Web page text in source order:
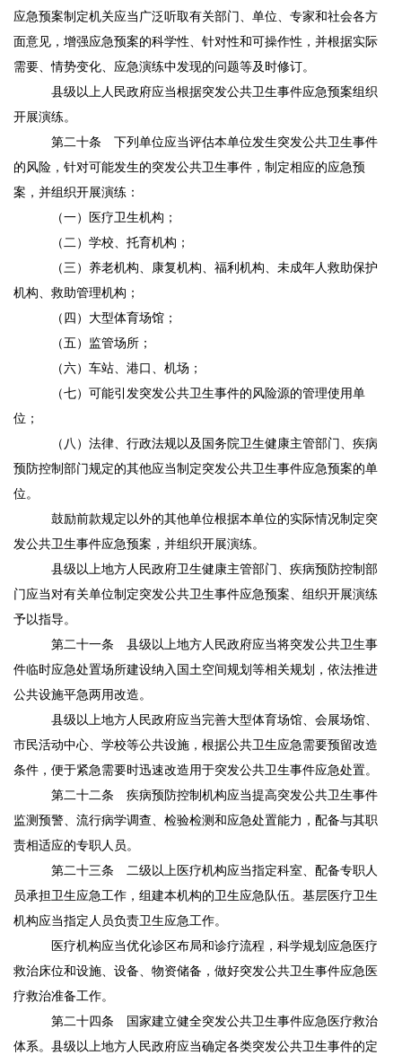
应急预案制定机关应当广泛听取有关部门、单位、专家和社会各方
面意见，增强应急预案的科学性、针对性和可操作性，并根据实际
需要、情势变化、应急演练中发现的问题等及时修订。
县级以上人民政府应当根据突发公共卫生事件应急预案组织
开展演练。
第二十条 下列单位应当评估本单位发生突发公共卫生事件
的风险，针对可能发生的突发公共卫生事件，制定相应的应急预
案，并组织开展演练：
（一）医疗卫生机构；
（二）学校、托育机构；
（三）养老机构、康复机构、福利机构、未成年人救助保护
机构、救助管理机构；
（四）大型体育场馆；
（五）监管场所；
（六）车站、港口、机场；
（七）可能引发突发公共卫生事件的风险源的管理使用单
位；
（八）法律、行政法规以及国务院卫生健康主管部门、疾病
预防控制部门规定的其他应当制定突发公共卫生事件应急预案的单
位。
鼓励前款规定以外的其他单位根据本单位的实际情况制定突
发公共卫生事件应急预案，并组织开展演练。
县级以上地方人民政府卫生健康主管部门、疾病预防控制部
门应当对有关单位制定突发公共卫生事件应急预案、组织开展演练
予以指导。
第二十一条 县级以上地方人民政府应当将突发公共卫生事
件临时应急处置场所建设纳入国土空间规划等相关规划，依法推进
公共设施平急两用改造。
县级以上地方人民政府应当完善大型体育场馆、会展场馆、
市民活动中心、学校等公共设施，根据公共卫生应急需要预留改造
条件，便于紧急需要时迅速改造用于突发公共卫生事件应急处置。
第二十二条 疾病预防控制机构应当提高突发公共卫生事件
监测预警、流行病学调查、检验检测和应急处置能力，配备与其职
责相适应的专职人员。
第二十三条 二级以上医疗机构应当指定科室、配备专职人
员承担卫生应急工作，组建本机构的卫生应急队伍。基层医疗卫生
机构应当指定人员负责卫生应急工作。
医疗机构应当优化诊区布局和诊疗流程，科学规划应急医疗
救治床位和设施、设备、物资储备，做好突发公共卫生事件应急医
疗救治准备工作。
第二十四条 国家建立健全突发公共卫生事件应急医疗救治
体系。县级以上地方人民政府应当确定各类突发公共卫生事件的定